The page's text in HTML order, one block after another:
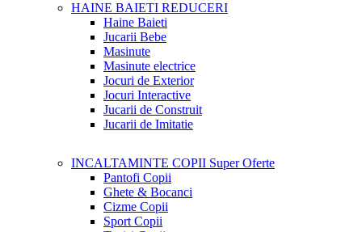
HAINE BAIETI REDUCERI
Haine Baieti
Jucarii Bebe
Masinute
Masinute electrice
Jocuri de Exterior
Jocuri Interactive
Jucarii de Construit
Jucarii de Imitatie
INCALTAMINTE COPII Super Oferte
Pantofi Copii
Ghete & Bocanci
Cizme Copii
Sport Copii